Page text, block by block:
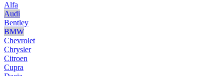
Alfa
Audi
Bentley
BMW
Chevrolet
Chrysler
Citroen
Cupra